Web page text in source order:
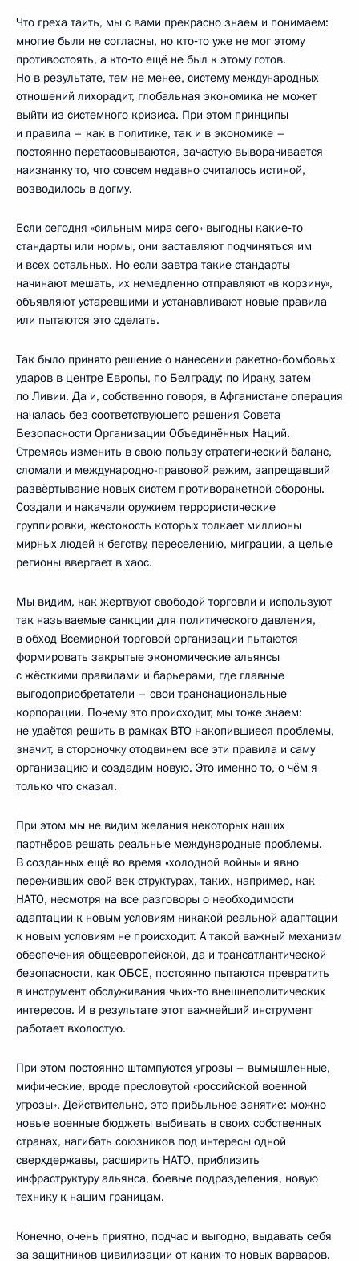
Что греха таить, мы с вами прекрасно знаем и понимаем:
многие были не согласны, но кто‑то уже не мог этому
противостоять, а кто‑то ещё не был к этому готов.
Но в результате, тем не менее, систему международных
отношений лихорадит, глобальная экономика не может
выйти из системного кризиса. При этом принципы
и правила – как в политике, так и в экономике –
постоянно перетасовываются, зачастую выворачивается
наизнанку то, что совсем недавно считалось истиной,
возводилось в догму.
Если сегодня «сильным мира сего» выгодны какие‑то
стандарты или нормы, они заставляют подчиняться им
и всех остальных. Но если завтра такие стандарты
начинают мешать, их немедленно отправляют «в корзину»,
объявляют устаревшими и устанавливают новые правила
или пытаются это сделать.
Так было принято решение о нанесении ракетно-бомбовых
ударов в центре Европы, по Белграду; по Ираку, затем
по Ливии. Да и, собственно говоря, в Афганистане операция
началась без соответствующего решения Совета
Безопасности Организации Объединённых Наций.
Стремясь изменить в свою пользу стратегический баланс,
сломали и международно-правовой режим, запрещавший
развёртывание новых систем противоракетной обороны.
Создали и накачали оружием террористические
группировки, жестокость которых толкает миллионы
мирных людей к бегству, переселению, миграции, а целые
регионы ввергает в хаос.
Мы видим, как жертвуют свободой торговли и используют
так называемые санкции для политического давления,
в обход Всемирной торговой организации пытаются
формировать закрытые экономические альянсы
с жёсткими правилами и барьерами, где главные
выгодоприобретатели – свои транснациональные
корпорации. Почему это происходит, мы тоже знаем:
не удаётся решить в рамках ВТО накопившиеся проблемы,
значит, в стороночку отодвинем все эти правила и саму
организацию и создадим новую. Это именно то, о чём я
только что сказал.
При этом мы не видим желания некоторых наших
партнёров решать реальные международные проблемы.
В созданных ещё во время «холодной войны» и явно
переживших свой век структурах, таких, например, как
НАТО, несмотря на все разговоры о необходимости
адаптации к новым условиям никакой реальной адаптации
к новым условиям не происходит. А такой важный механизм
обеспечения общеевропейской, да и трансатлантической
безопасности, как ОБСЕ, постоянно пытаются превратить
в инструмент обслуживания чьих‑то внешнеполитических
интересов. И в результате этот важнейший инструмент
работает вхолостую.
При этом постоянно штампуются угрозы – вымышленные,
мифические, вроде пресловутой «российской военной
угрозы». Действительно, это прибыльное занятие: можно
новые военные бюджеты выбивать в своих собственных
странах, нагибать союзников под интересы одной
сверхдержавы, расширить НАТО, приблизить
инфраструктуру альянса, боевые подразделения, новую
технику к нашим границам.
Конечно, очень приятно, подчас и выгодно, выдавать себя
за защитников цивилизации от каких‑то новых варваров.